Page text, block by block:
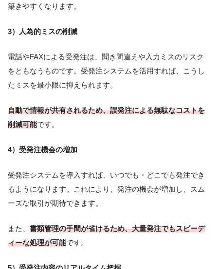
築きやすくなります。
3）人為的ミスの削減
電話やFAXによる受発注は、聞き間違えや入力ミスのリスク
をともなうものです。受発注システムを活用すれば、こうし
たミスを最小限に抑えられます。
自動で情報が共有されるため、誤発注による無駄なコストを
削減可能です。
4）受発注機会の増加
受発注システムを導入すれば、いつでも・どこでも発注でき
るようになります。これにより、発注の機会が増加し、スム
ーズな取引が期待できます。
また、 書類管理の手間が省けるため、大量発注でもスピーデ
ィーな処理が可能です。